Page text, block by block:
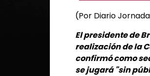
(Por Diario
El presidente de
realización de la
confirmó como
se jugará "sin